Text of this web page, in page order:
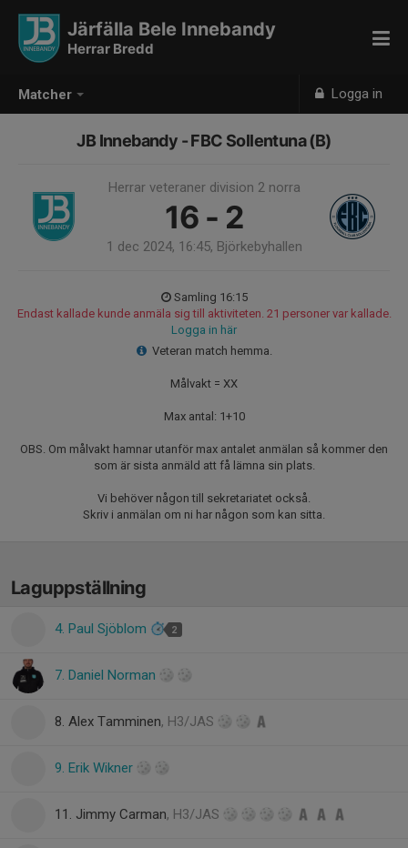
Matcher Logga in
Järfälla Bele Innebandy
Herrar Bredd
JB Innebandy - FBC Sollentuna (B)
Herrar veteraner division 2 norra
16 - 2
1 dec 2024, 16:45, Björkebyhallen
Samling 16:15
Endast kallade kunde anmäla sig till aktiviteten. 21 personer var kallade.
Logga in här
Veteran match hemma.
Målvakt = XX
Max antal: 1+10
OBS. Om målvakt hamnar utanför max antalet anmälan så kommer den
som är sista anmäld att få lämna sin plats.
Vi behöver någon till sekretariatet också.
Skriv i anmälan om ni har någon som kan sitta.
Laguppställning
4. Paul Sjöblom 2
7. Daniel Norman
8. Alex Tamminen, H3/JAS
9. Erik Wikner
11. Jimmy Carman, H3/JAS